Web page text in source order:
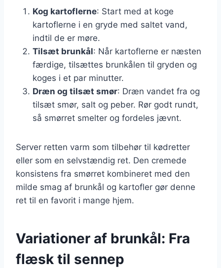
Kog kartoflerne: Start med at koge
kartoflerne i en gryde med saltet vand,
indtil de er møre.
Tilsæt brunkål: Når kartoflerne er næsten
færdige, tilsættes brunkålen til gryden og
koges i et par minutter.
Dræn og tilsæt smør: Dræn vandet fra og
tilsæt smør, salt og peber. Rør godt rundt,
så smørret smelter og fordeles jævnt.
Server retten varm som tilbehør til kødretter
eller som en selvstændig ret. Den cremede
konsistens fra smørret kombineret med den
milde smag af brunkål og kartofler gør denne
ret til en favorit i mange hjem.
Variationer af brunkål: Fra
flæsk til sennep